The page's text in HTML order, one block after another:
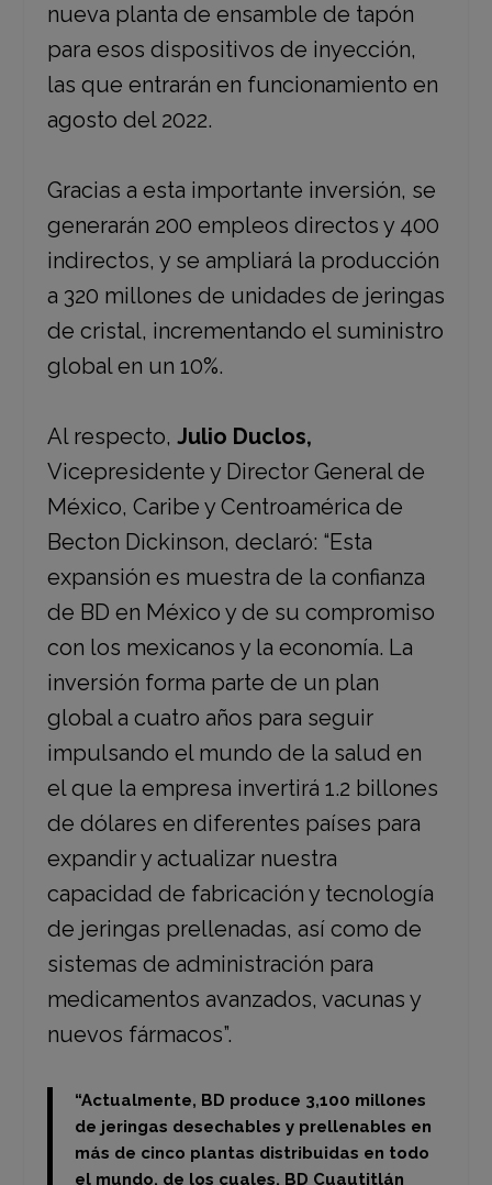
nueva planta de ensamble de tapón
para esos dispositivos de inyección,
las que entrarán en funcionamiento en
agosto del 2022.
Gracias a esta importante inversión, se
generarán 200 empleos directos y 400
indirectos, y se ampliará la producción
a 320 millones de unidades de jeringas
de cristal, incrementando el suministro
global en un 10%.
Al respecto, Julio Duclos,
Vicepresidente y Director General de
México, Caribe y Centroamérica de
Becton Dickinson, declaró: “Esta
expansión es muestra de la confianza
de BD en México y de su compromiso
con los mexicanos y la economía. La
inversión forma parte de un plan
global a cuatro años para seguir
impulsando el mundo de la salud en
el que la empresa invertirá 1.2 billones
de dólares en diferentes países para
expandir y actualizar nuestra
capacidad de fabricación y tecnología
de jeringas prellenadas, así como de
sistemas de administración para
medicamentos avanzados, vacunas y
nuevos fármacos”.
“Actualmente, BD produce 3,100 millones
de jeringas desechables y prellenables en
más de cinco plantas distribuidas en todo
el mundo, de los cuales, BD Cuautitlán